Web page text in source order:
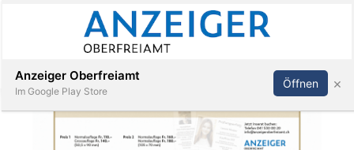
Abonnieren Anmelden
Anzeiger Oberfreiamt
Im Google Play Store
Öffnen ×